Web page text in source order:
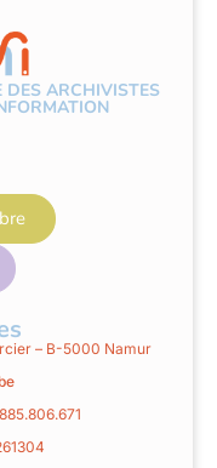
DES ARCHIVISTES
– B-5000 Namur